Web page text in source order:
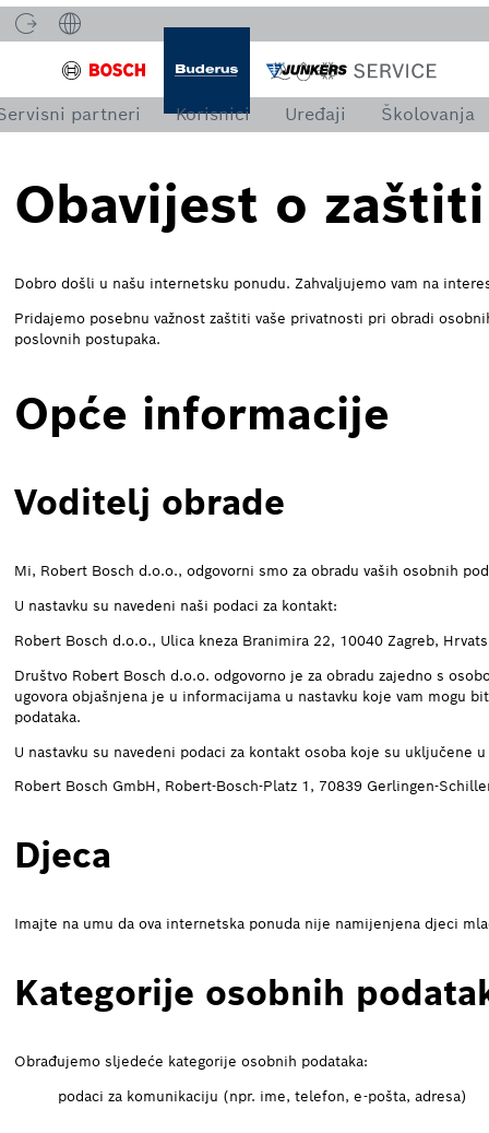
partneri Korisnici Uređaji Školovanja
Obavijest o
Dobro došli u našu internetsku ponudu. Zahvaljujemo vam na
Pridajemo posebnu važnost zaštiti vaše privatnosti pri obradi
poslovnih postupaka.
Opće informacije
Voditelj obrade
Mi, Robert Bosch d.o.o., odgovorni smo za obradu vaših osobnih
U nastavku su navedeni naši podaci za kontakt:
Robert Bosch d.o.o., Ulica kneza Branimira 22, 10040 Zagreb,
Društvo Robert Bosch d.o.o. odgovorno je za obradu zajedno s
ugovora objašnjena je u informacijama u nastavku koje vam mogu
podataka.
U nastavku su navedeni podaci za kontakt osoba koje su uključene
Robert Bosch GmbH, Robert-Bosch-Platz 1, 70839 Gerlingen-
Djeca
Imajte na umu da ova internetska ponuda nije namijenjena djeci
Kategorije osobnih
Obrađujemo sljedeće kategorije osobnih podataka:
podaci za komunikaciju (npr. ime, telefon, e-pošta, adresa)